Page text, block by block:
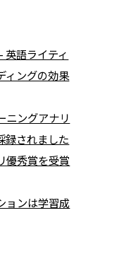
英語ライティ
ィングの効果
ニングアナリ
録されました
優秀賞を受賞
ョンは学習成